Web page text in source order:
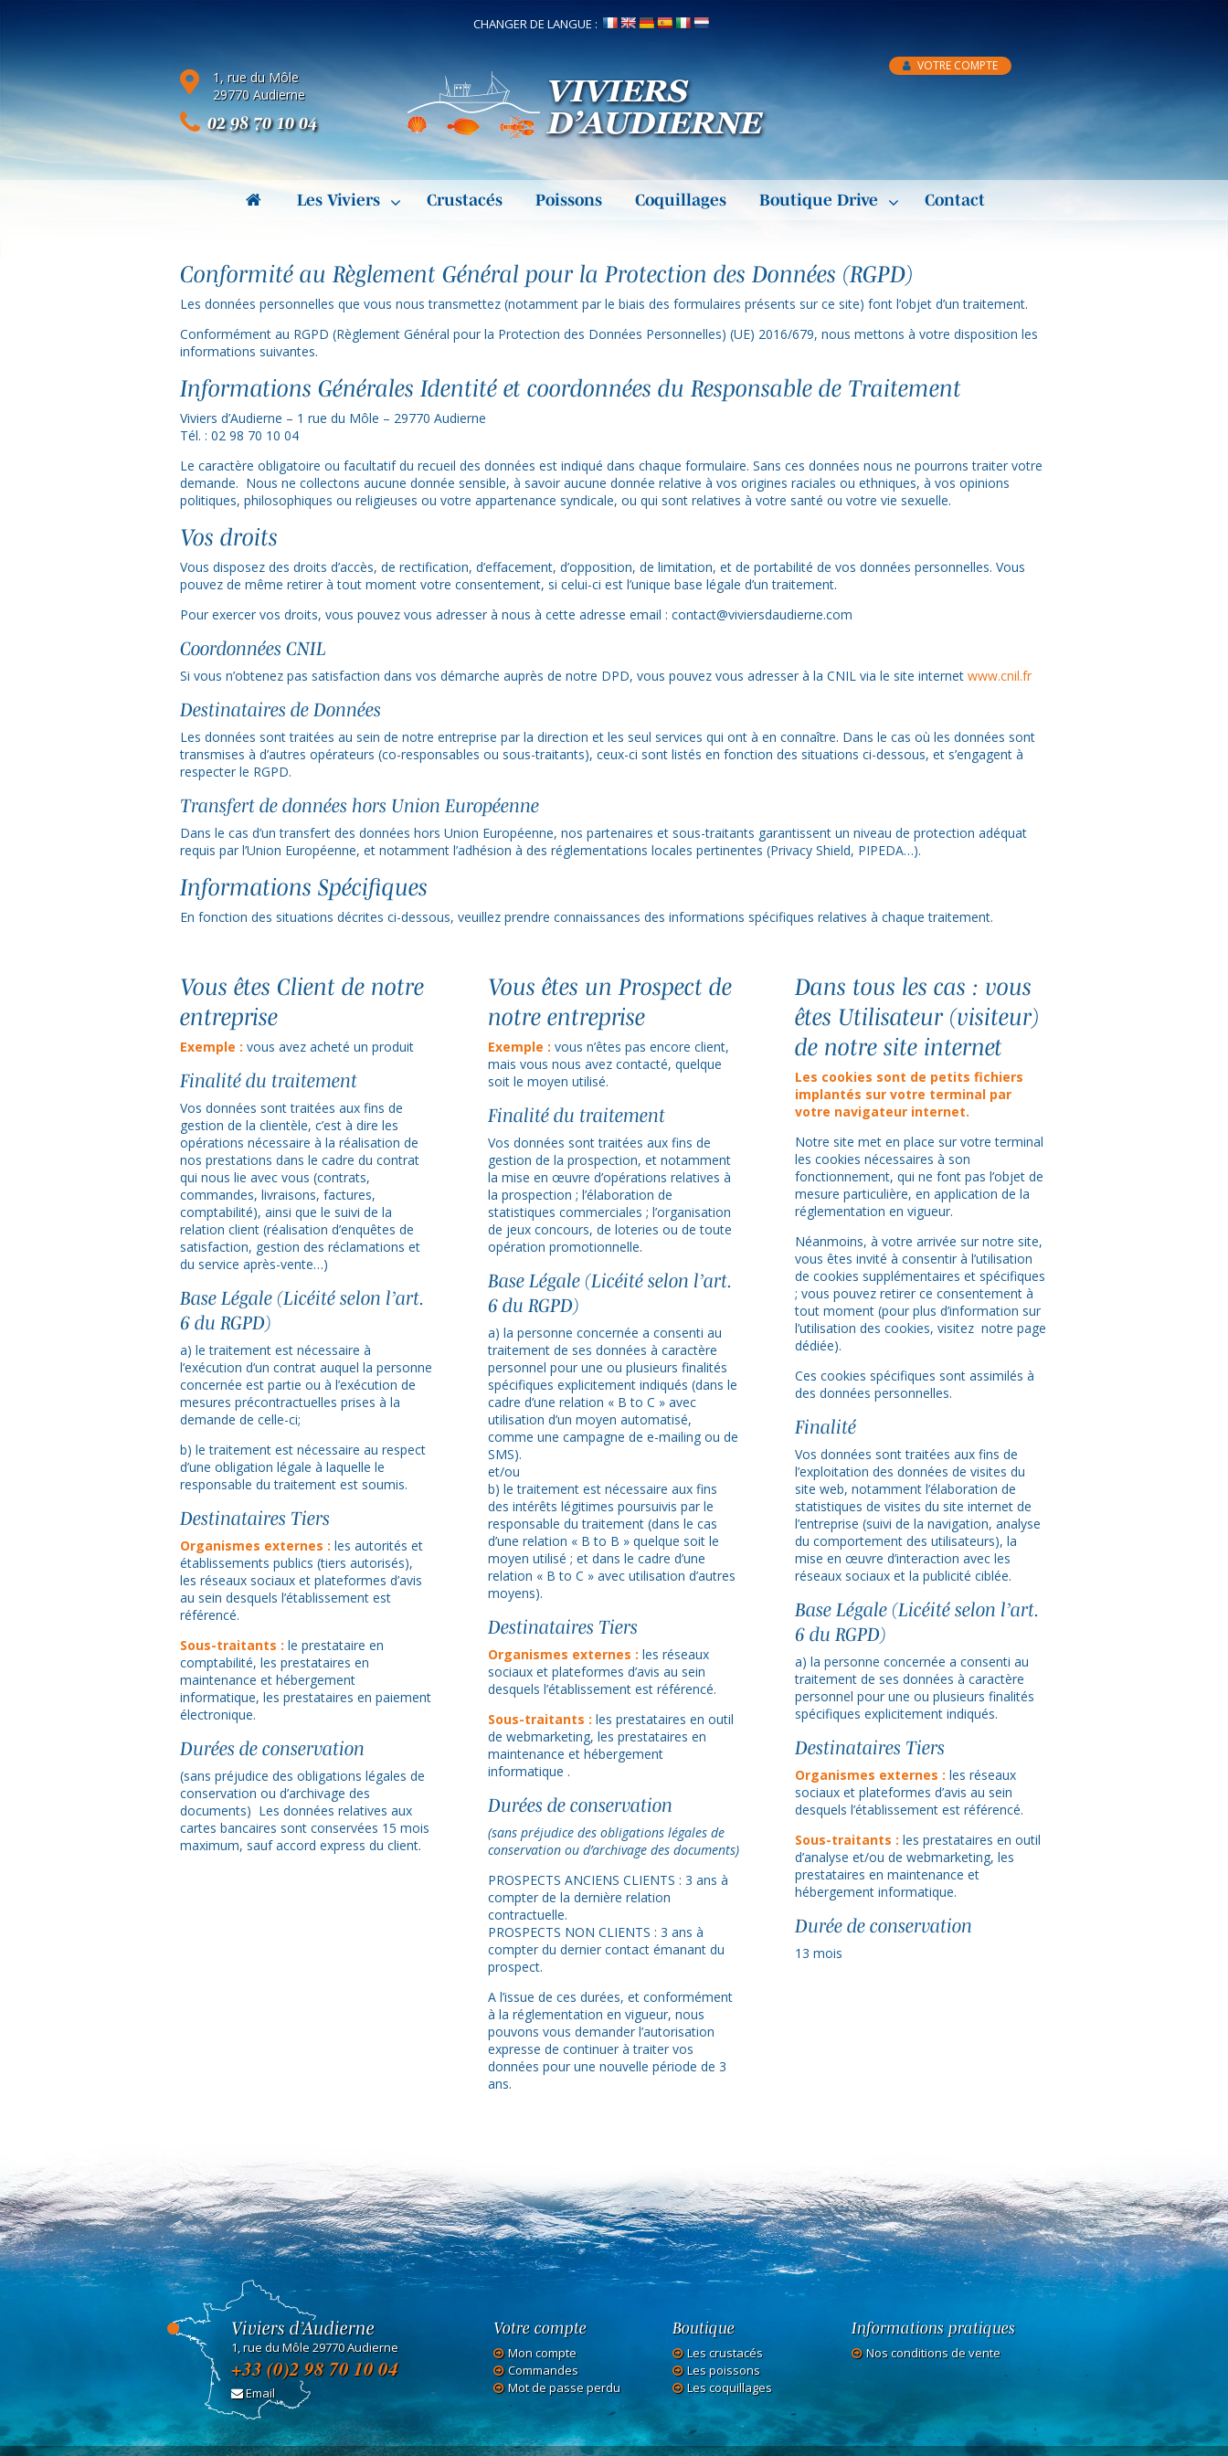
CHANGER DE LANGUE :
1, rue du Môle
29770 Audierne
02 98 70 10 04
VOTRE COMPTE
Les Viviers Crustacés Poissons Coquillages Boutique Drive Contact
Conformité au Règlement Général pour la Protection des Données (RGPD)
Les données personnelles que vous nous transmettez (notamment par le biais des formulaires présents sur ce site) font l’objet d’un traitement.
Conformément au RGPD (Règlement Général pour la Protection des Données Personnelles) (UE) 2016/679, nous mettons à votre disposition les
informations suivantes.
Informations Générales Identité et coordonnées du Responsable de Traitement
Viviers d’Audierne – 1 rue du Môle – 29770 Audierne
Tél. : 02 98 70 10 04
Le caractère obligatoire ou facultatif du recueil des données est indiqué dans chaque formulaire. Sans ces données nous ne pourrons traiter votre
demande. Nous ne collectons aucune donnée sensible, à savoir aucune donnée relative à vos origines raciales ou ethniques, à vos opinions
politiques, philosophiques ou religieuses ou votre appartenance syndicale, ou qui sont relatives à votre santé ou votre vie sexuelle.
Vos droits
Vous disposez des droits d’accès, de rectification, d’effacement, d’opposition, de limitation, et de portabilité de vos données personnelles. Vous
pouvez de même retirer à tout moment votre consentement, si celui-ci est l’unique base légale d’un traitement.
Pour exercer vos droits, vous pouvez vous adresser à nous à cette adresse email : contact@viviersdaudierne.com
Coordonnées CNIL
Si vous n’obtenez pas satisfaction dans vos démarche auprès de notre DPD, vous pouvez vous adresser à la CNIL via le site internet www.cnil.fr
Destinataires de Données
Les données sont traitées au sein de notre entreprise par la direction et les seul services qui ont à en connaître. Dans le cas où les données sont
transmises à d’autres opérateurs (co-responsables ou sous-traitants), ceux-ci sont listés en fonction des situations ci-dessous, et s’engagent à
respecter le RGPD.
Transfert de données hors Union Européenne
Dans le cas d’un transfert des données hors Union Européenne, nos partenaires et sous-traitants garantissent un niveau de protection adéquat
requis par l’Union Européenne, et notamment l’adhésion à des réglementations locales pertinentes (Privacy Shield, PIPEDA…).
Informations Spécifiques
En fonction des situations décrites ci-dessous, veuillez prendre connaissances des informations spécifiques relatives à chaque traitement.
Vous êtes Client de notre
entreprise
Exemple : vous avez acheté un produit
Finalité du traitement
Vos données sont traitées aux fins de
gestion de la clientèle, c’est à dire les
opérations nécessaire à la réalisation de
nos prestations dans le cadre du contrat
qui nous lie avec vous (contrats,
commandes, livraisons, factures,
comptabilité), ainsi que le suivi de la
relation client (réalisation d’enquêtes de
satisfaction, gestion des réclamations et
du service après-vente…)
Base Légale (Licéité selon l’art.
6 du RGPD)
a) le traitement est nécessaire à
l’exécution d’un contrat auquel la personne
concernée est partie ou à l’exécution de
mesures précontractuelles prises à la
demande de celle-ci;
b) le traitement est nécessaire au respect
d’une obligation légale à laquelle le
responsable du traitement est soumis.
Destinataires Tiers
Organismes externes : les autorités et
établissements publics (tiers autorisés),
les réseaux sociaux et plateformes d’avis
au sein desquels l’établissement est
référencé.
Sous-traitants : le prestataire en
comptabilité, les prestataires en
maintenance et hébergement
informatique, les prestataires en paiement
électronique.
Durées de conservation
(sans préjudice des obligations légales de
conservation ou d’archivage des
documents) Les données relatives aux
cartes bancaires sont conservées 15 mois
maximum, sauf accord express du client.
Vous êtes un Prospect de
notre entreprise
Exemple : vous n’êtes pas encore client,
mais vous nous avez contacté, quelque
soit le moyen utilisé.
Finalité du traitement
Vos données sont traitées aux fins de
gestion de la prospection, et notamment
la mise en œuvre d’opérations relatives à
la prospection ; l’élaboration de
statistiques commerciales ; l’organisation
de jeux concours, de loteries ou de toute
opération promotionnelle.
Base Légale (Licéité selon l’art.
6 du RGPD)
a) la personne concernée a consenti au
traitement de ses données à caractère
personnel pour une ou plusieurs finalités
spécifiques explicitement indiqués (dans le
cadre d’une relation « B to C » avec
utilisation d’un moyen automatisé,
comme une campagne de e-mailing ou de
SMS).
et/ou
b) le traitement est nécessaire aux fins
des intérêts légitimes poursuivis par le
responsable du traitement (dans le cas
d’une relation « B to B » quelque soit le
moyen utilisé ; et dans le cadre d’une
relation « B to C » avec utilisation d’autres
moyens).
Destinataires Tiers
Organismes externes : les réseaux
sociaux et plateformes d’avis au sein
desquels l’établissement est référencé.
Sous-traitants : les prestataires en outil
de webmarketing, les prestataires en
maintenance et hébergement
informatique .
Durées de conservation
(sans préjudice des obligations légales de
conservation ou d’archivage des documents)
PROSPECTS ANCIENS CLIENTS : 3 ans à
compter de la dernière relation
contractuelle.
PROSPECTS NON CLIENTS : 3 ans à
compter du dernier contact émanant du
prospect.
A l’issue de ces durées, et conformément
à la réglementation en vigueur, nous
pouvons vous demander l’autorisation
expresse de continuer à traiter vos
données pour une nouvelle période de 3
ans.
Dans tous les cas : vous
êtes Utilisateur (visiteur)
de notre site internet
Les cookies sont de petits fichiers
implantés sur votre terminal par
votre navigateur internet.
Notre site met en place sur votre terminal
les cookies nécessaires à son
fonctionnement, qui ne font pas l’objet de
mesure particulière, en application de la
réglementation en vigueur.
Néanmoins, à votre arrivée sur notre site,
vous êtes invité à consentir à l’utilisation
de cookies supplémentaires et spécifiques
; vous pouvez retirer ce consentement à
tout moment (pour plus d’information sur
l’utilisation des cookies, visitez notre page
dédiée).
Ces cookies spécifiques sont assimilés à
des données personnelles.
Finalité
Vos données sont traitées aux fins de
l’exploitation des données de visites du
site web, notamment l’élaboration de
statistiques de visites du site internet de
l’entreprise (suivi de la navigation, analyse
du comportement des utilisateurs), la
mise en œuvre d’interaction avec les
réseaux sociaux et la publicité ciblée.
Base Légale (Licéité selon l’art.
6 du RGPD)
a) la personne concernée a consenti au
traitement de ses données à caractère
personnel pour une ou plusieurs finalités
spécifiques explicitement indiqués.
Destinataires Tiers
Organismes externes : les réseaux
sociaux et plateformes d’avis au sein
desquels l’établissement est référencé.
Sous-traitants : les prestataires en outil
d’analyse et/ou de webmarketing, les
prestataires en maintenance et
hébergement informatique.
Durée de conservation
13 mois
Viviers d’Audierne
1, rue du Môle 29770 Audierne
+33 (0)2 98 70 10 04
Email
Votre compte
Mon compte
Commandes
Mot de passe perdu
Boutique
Les crustacés
Les poissons
Les coquillages
Informations pratiques
Nos conditions de vente